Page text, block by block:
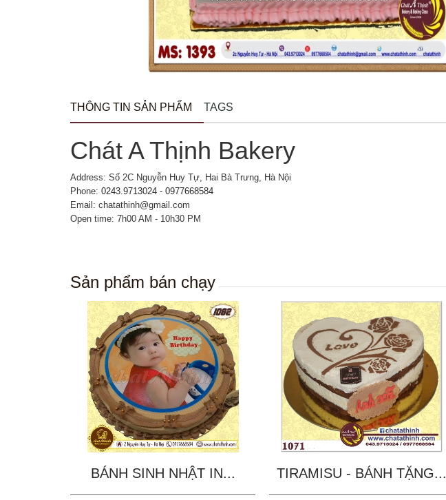
THÔNG TIN SẢN PHẨM TAGS
Chát A Thịnh Bakery
Address: Số 2C Nguyễn Huy Tự, Hai Bà Trưng, Hà Nội
Phone: 0243.9713024 - 0977668584
Email: chatathinh@gmail.com
Open time: 7h00 AM - 10h30 PM
Sản phẩm bán chạy
BÁNH SINH NHẬT IN... TIRAMISU - BÁNH TẶNG...